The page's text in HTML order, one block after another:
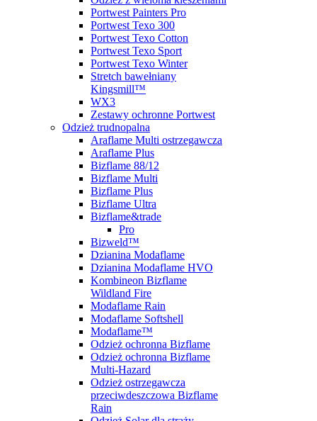
Portwest Painters Pro
Portwest Texo 300
Portwest Texo Cotton
Portwest Texo Sport
Portwest Texo Winter
Stretch bawełniany
Kingsmill™
WX3
Zestawy ochronne Portwest
Odzież trudnopalna
Araflame Multi ostrzegawcza
Araflame Plus
Bizflame 88/12
Bizflame Multi
Bizflame Plus
Bizflame Ultra
Bizflame&trade
Pro
Bizweld™
Dzianina Modaflame
Dzianina Modaflame HVO
Kombineon Bizflame
Wildland Fire
Modaflame Rain
Modaflame Softshell
Modaflame™
Odzież ochronna Bizflame
Odzież ochronna Bizflame
Multi-Hazard
Odzież ostrzegawcza
przeciwdeszczowa Bizflame
Rain